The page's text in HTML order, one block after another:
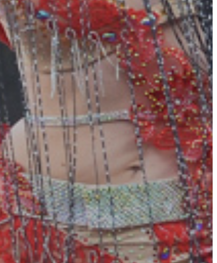
KÖLTSÉGVETÉSI
RENDELETEK
AZ
ÉPÜLŐ
VÁROS
FEJLESZTÉSEK